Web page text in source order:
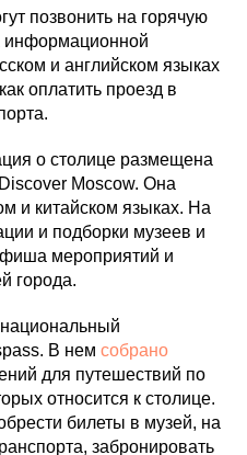
позвонить на горячую
информационной
и английском языках
оплатить проезд в
о столице размещена
Moscow. Она
и китайском языках. На
и подборки музеев и
мероприятий и
города.
В нем собрано
для путешествий по
относится к столице.
билеты в музей, на
забронировать